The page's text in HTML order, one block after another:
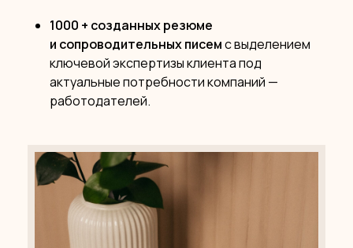
1000 + созданных резюме
и сопроводительных писемс выделением
ключевой экспертизы клиента под
актуальные потребности компаний —
работодателей.